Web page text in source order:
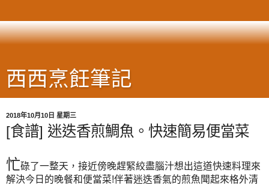
西西烹飪筆記
2018年10月10日 星期三
[食譜] 迷迭香煎鯛魚。快速簡易便當菜
忙碌了一整天，接近傍晚趕緊絞盡腦汁想出這道快速料理來
解決今日的晚餐和便當菜!伴著迷迭香氣的煎魚聞起來格外清